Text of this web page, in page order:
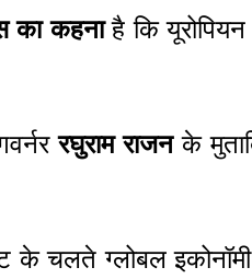
का कहना है कि
रघुराम राजन के
के चलते ग्लोबल